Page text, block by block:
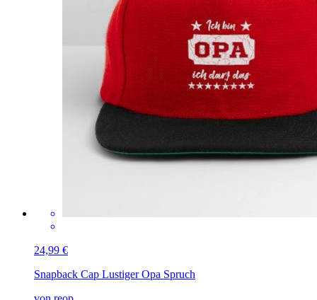
24,99 €
Snapback Cap Lustiger Opa Spruch